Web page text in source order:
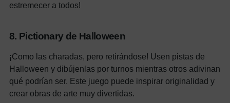
estremecer a todos!
8. Pictionary de Halloween
¡Como las charadas, pero retirándose! Usen pistas de
Halloween y dibújenlas por turnos mientras otros adivinan
qué podrían ser. Este juego puede inspirar originalidad y
crear obras de arte muy divertidas.